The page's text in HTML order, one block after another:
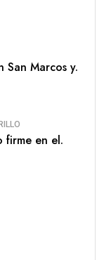
San Marcos y.
firme en el.